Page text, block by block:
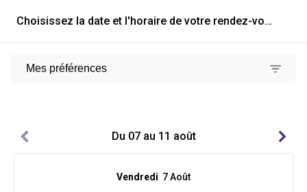
Choisissez la date et l'horaire de votre rendez-vous
Mes préférences
Du 07 au 11 août
Vendredi 7 Août